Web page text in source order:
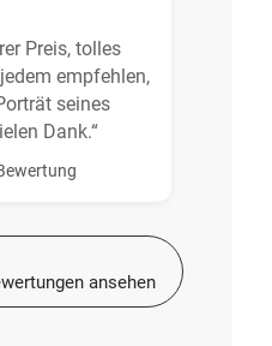
Preis, tolles
empfehlen,
seines
Dank.“
ansehen